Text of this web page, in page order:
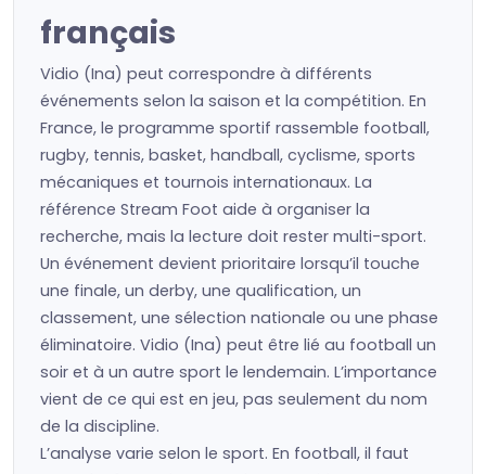
français
Vidio (Ina) peut correspondre à différents
événements selon la saison et la compétition. En
France, le programme sportif rassemble football,
rugby, tennis, basket, handball, cyclisme, sports
mécaniques et tournois internationaux. La
référence Stream Foot aide à organiser la
recherche, mais la lecture doit rester multi-sport.
Un événement devient prioritaire lorsqu’il touche
une finale, un derby, une qualification, un
classement, une sélection nationale ou une phase
éliminatoire. Vidio (Ina) peut être lié au football un
soir et à un autre sport le lendemain. L’importance
vient de ce qui est en jeu, pas seulement du nom
de la discipline.
L’analyse varie selon le sport. En football, il faut